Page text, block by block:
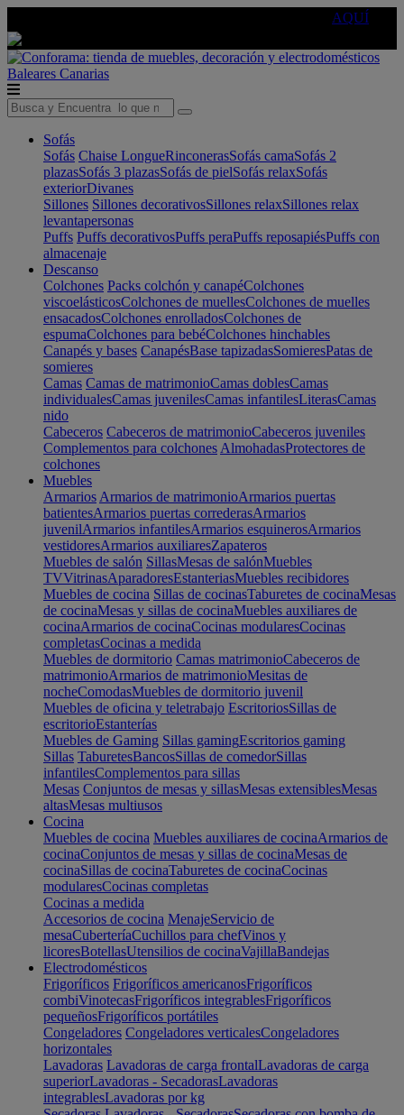
AQUÍ
Baleares Canarias
Sofás
Sofás Chaise LongueRinconerasSofás camaSofás 2
plazasSofás 3 plazasSofás de pielSofás relaxSofás
exteriorDivanes
Sillones Sillones decorativosSillones relaxSillones relax
levantapersonas
Puffs Puffs decorativosPuffs peraPuffs reposapiésPuffs con
almacenaje
Descanso
Colchones Packs colchón y canapéColchones
viscoelásticosColchones de muellesColchones de muelles
ensacadosColchones enrolladosColchones de
espumaColchones para bebéColchones hinchables
Canapés y bases CanapésBase tapizadasSomieresPatas de
somieres
Camas Camas de matrimonioCamas doblesCamas
individualesCamas juvenilesCamas infantilesLiterasCamas
nido
Cabeceros Cabeceros de matrimonioCabeceros juveniles
Complementos para colchones AlmohadasProtectores de
colchones
Muebles
Armarios Armarios de matrimonioArmarios puertas
batientesArmarios puertas correderasArmarios
juvenilArmarios infantilesArmarios esquinerosArmarios
vestidoresArmarios auxiliaresZapateros
Muebles de salón SillasMesas de salónMuebles
TVVitrinasAparadoresEstanteriasMuebles recibidores
Muebles de cocina Sillas de cocinasTaburetes de cocinaMesas
de cocinaMesas y sillas de cocinaMuebles auxiliares de
cocinaArmarios de cocinaCocinas modularesCocinas
completasCocinas a medida
Muebles de dormitorio Camas matrimonioCabeceros de
matrimonioArmarios de matrimonioMesitas de
nocheComodasMuebles de dormitorio juvenil
Muebles de oficina y teletrabajo EscritoriosSillas de
escritorioEstanterías
Muebles de Gaming Sillas gamingEscritorios gaming
Sillas TaburetesBancosSillas de comedorSillas
infantilesComplementos para sillas
Mesas Conjuntos de mesas y sillasMesas extensiblesMesas
altasMesas multiusos
Cocina
Muebles de cocina Muebles auxiliares de cocinaArmarios de
cocinaConjuntos de mesas y sillas de cocinaMesas de
cocinaSillas de cocinaTaburetes de cocinaCocinas
modularesCocinas completas
Cocinas a medida
Accesorios de cocina MenajeServicio de
mesaCuberteríaCuchillos para chefVinos y
licoresBotellasUtensilios de cocinaVajillaBandejas
Electrodomésticos
Frigoríficos Frigoríficos americanosFrigoríficos
combiVinotecasFrigoríficos integrablesFrigoríficos
pequeñosFrigoríficos portátiles
Congeladores Congeladores verticalesCongeladores
horizontales
Lavadoras Lavadoras de carga frontalLavadoras de carga
superiorLavadoras - SecadorasLavadoras
integrablesLavadoras por kg